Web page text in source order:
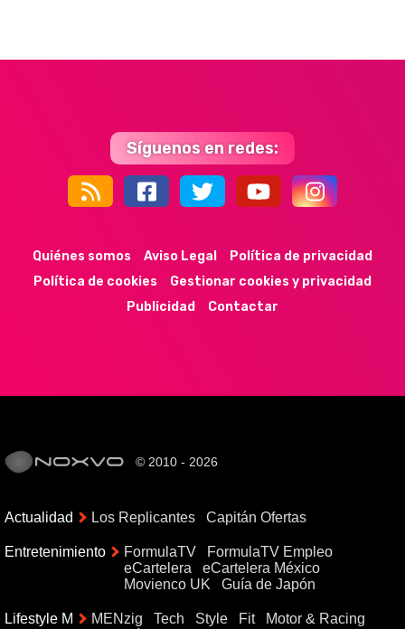
Síguenos en redes:
44k 9k 35k 352
Quiénes somos Aviso Legal
Política de privacidad
Política de cookies
Gestionar cookies y privacidad
Publicidad
Contactar
© 2010 - 2026
Actualidad Los Replicantes Capitán Ofertas
Entretenimiento FormulaTV
FormulaTV Empleo
eCartelera
eCartelera México
Movienco UK
Guía de Japón
Lifestyle M MENzig Tech Style Fit
Motor & Racing